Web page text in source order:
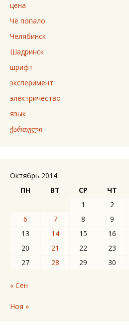
цена
Чё попало
Челябинск
Шадринск
шрифт
эксперимент
электричество
язык
ქართული
Октябрь 2014
ПН
ВТ СР ЧТ
1
2
6
7 8 9
13
14 15 16
20
21 22 23
27
28 29 30
« Сен
Ноя »